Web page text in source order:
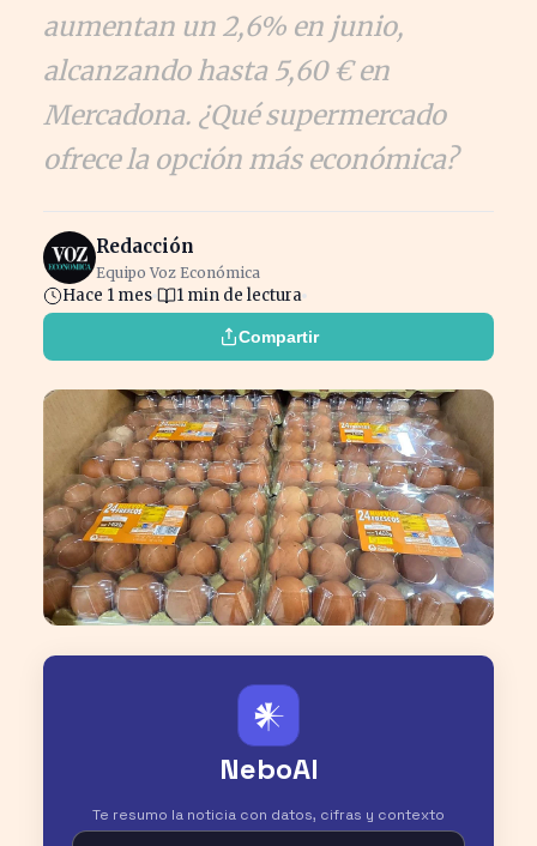
aumentan un 2,6% en junio,
alcanzando hasta 5,60 € en
Mercadona. ¿Qué supermercado
ofrece la opción más económica?
Redacción
Equipo Voz Económica
Hace 1 mes 1 min de lectura
Compartir
𒀭
NeboAI
Te resumo la noticia con datos, cifras y contexto